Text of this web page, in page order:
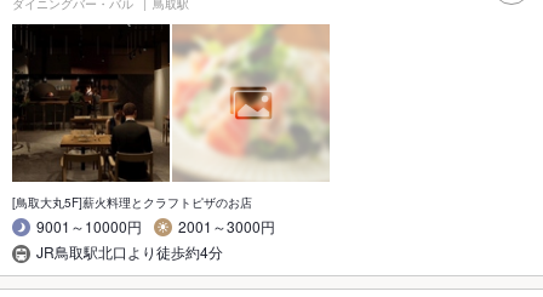
ダイニングバー・バル 鳥取駅
[鳥取大丸5F]薪火料理とクラフトピザのお店
9001～10000円
2001～3000円
JR鳥取駅北口より徒歩約4分